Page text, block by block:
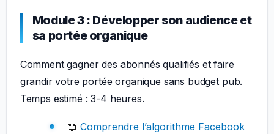
Module 3 : Développer son audience et
sa portée organique
Comment gagner des abonnés qualifiés et faire
grandir votre portée organique sans budget pub.
Temps estimé : 3-4 heures.
📖 Comprendre l’algorithme Facebook